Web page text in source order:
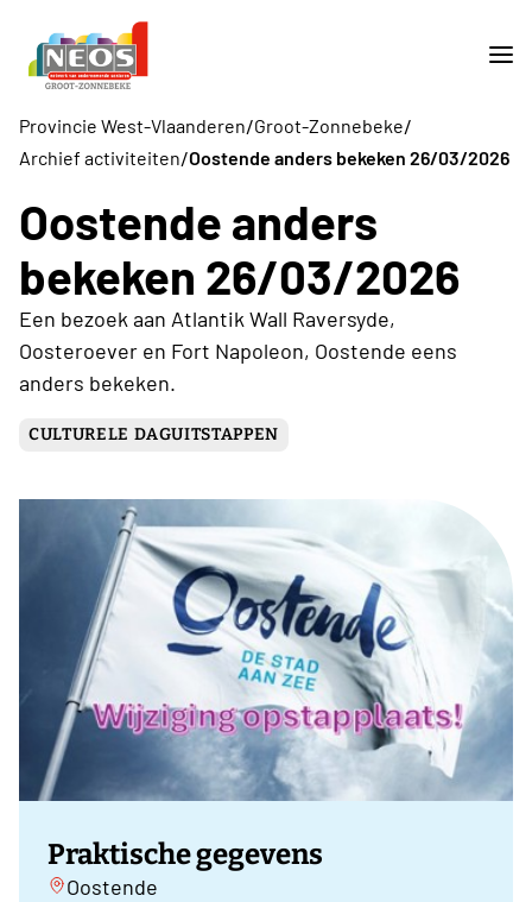
Provincie West-Vlaanderen/Groot-Zonnebeke/
Archief activiteiten/Oostende anders bekeken 26/03/2026
Oostende anders
bekeken 26/03/2026
Een bezoek aan Atlantik Wall Raversyde,
Oosteroever en Fort Napoleon, Oostende eens
anders bekeken.
CULTURELE DAGUITSTAPPEN
Praktische gegevens
Oostende